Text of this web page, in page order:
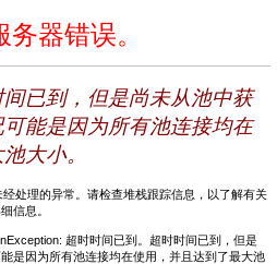
器错误。
已到，但是尚未从池中获
能是因为所有池连接均在
大小。
处理的异常。请检查堆栈跟踪信息，以了解有关
信息。
超时时间已到。超时时间已到，但是
是因为所有池连接均在使用，并且达到了最大池